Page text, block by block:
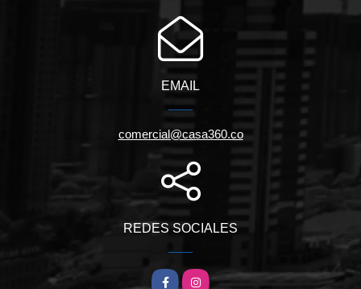
EMAIL
comercial@casa360.co
REDES SOCIALES
FacebookInstagram